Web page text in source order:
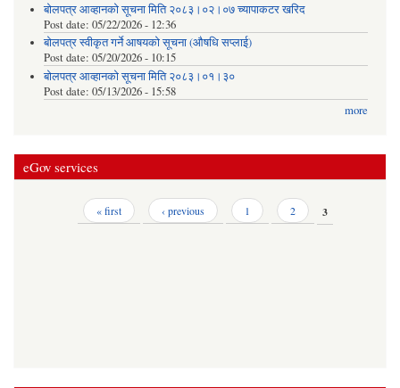
बोलपत्र आव्हानको सूचना मिति २०८३।०२।०७ च्यापाकटर खरिद
Post date: 05/22/2026 - 12:36
बोलपत्र स्वीकृत गर्ने आषयको सूचना (औषधि सप्लाई)
Post date: 05/20/2026 - 10:15
बोलपत्र आव्हानको सूचना मिति २०८३।०१।३०
Post date: 05/13/2026 - 15:58
more
eGov services
« first ‹ previous 1 2 3